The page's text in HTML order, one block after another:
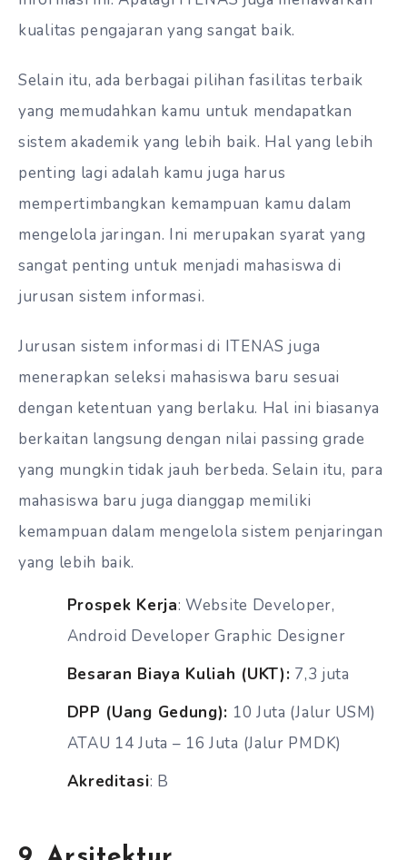
kualitas pengajaran yang sangat baik.
Selain itu, ada berbagai pilihan fasilitas terbaik
yang memudahkan kamu untuk mendapatkan
sistem akademik yang lebih baik. Hal yang lebih
penting lagi adalah kamu juga harus
mempertimbangkan kemampuan kamu dalam
mengelola jaringan. Ini merupakan syarat yang
sangat penting untuk menjadi mahasiswa di
jurusan sistem informasi.
Jurusan sistem informasi di ITENAS juga
menerapkan seleksi mahasiswa baru sesuai
dengan ketentuan yang berlaku. Hal ini biasanya
berkaitan langsung dengan nilai passing grade
yang mungkin tidak jauh berbeda. Selain itu, para
mahasiswa baru juga dianggap memiliki
kemampuan dalam mengelola sistem penjaringan
yang lebih baik.
Prospek Kerja: Website Developer,
Android Developer Graphic Designer
Besaran Biaya Kuliah (UKT): 7,3 juta
DPP (Uang Gedung): 10 Juta (Jalur USM)
ATAU 14 Juta – 16 Juta (Jalur PMDK)
Akreditasi: B